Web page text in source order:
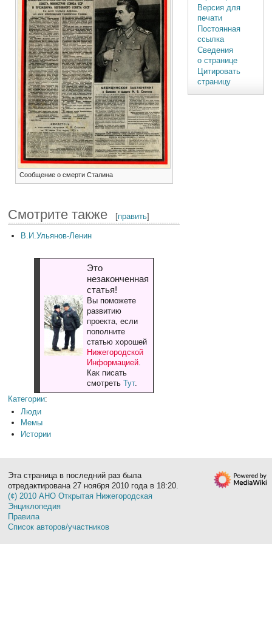
Сообщение о смерти Сталина
Смотрите также [править]
В.И.Ульянов-Ленин
Это
незаконченная
статья!
Вы поможете
развитию
проекта, если
пополните
статью хорошей
Нижегородской
Информацией.
Как писать
смотреть Тут.
Категории:
Люди
Мемы
Истории
Версия для
печати
Постоянная
ссылка
Сведения
о странице
Цитировать
страницу
Эта страница в последний раз была
отредактирована 27 ноября 2010 года в 18:20.
(¢) 2010 АНО Открытая Нижегородская
Энциклопедия
Правила
Список авторов/участников